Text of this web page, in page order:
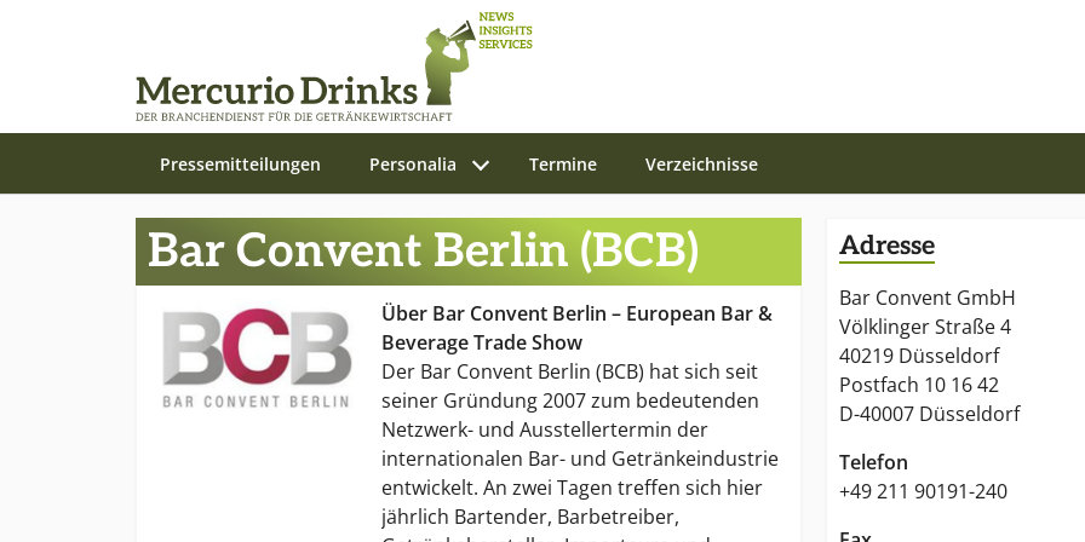
Pressemitteilungen Personalia Termine Verzeichnisse
Bar Convent Berlin (BCB)
Über Bar Convent Berlin – European Bar &
Beverage Trade Show
Der Bar Convent Berlin (BCB) hat sich seit
seiner Gründung 2007 zum bedeutenden
Netzwerk- und Ausstellertermin der
internationalen Bar- und Getränkeindustrie
entwickelt. An zwei Tagen treffen sich hier
jährlich Bartender, Barbetreiber,
Adresse
Bar Convent GmbH
Völklinger Straße 4
40219 Düsseldorf
Postfach 10 16 42
D-40007 Düsseldorf
Telefon
+49 211 90191-240